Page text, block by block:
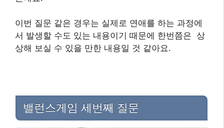
이번 질문 같은 경우는 실제로 연애를 하는 과정에
서 발생할 수도 있는 내용이기 때문에 한번쯤은 상
상해 보실 수 있을 만한 내용일 것 같아요.
밸런스게임 세번째 질문